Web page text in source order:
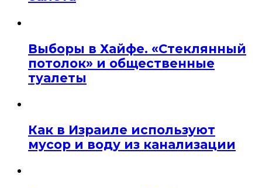
Выборы в Хайфе. «Стеклянный
потолок» и общественные
туалеты
Как в Израиле используют
мусор и воду из канализации